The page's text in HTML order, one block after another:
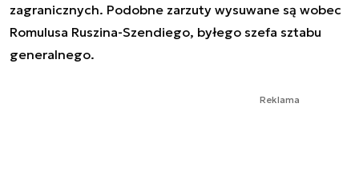
zagranicznych. Podobne zarzuty wysuwane są wobec
Romulusa Ruszina-Szendiego, byłego szefa sztabu
generalnego.
Reklama